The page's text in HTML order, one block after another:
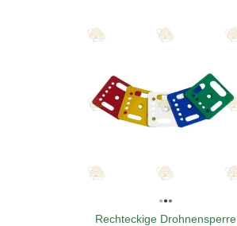
Rechteckige Drohnensperre